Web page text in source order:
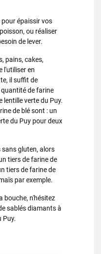
épaissir vos
ou réaliser
de lever.
pains, cakes,
l'utiliser en
il suffit de
de farine
lentille verte du Puy.
de blé sont : un
du Puy pour deux
sans gluten, alors
tiers de farine de
tiers de farine de
par exemple.
bouche, n'hésitez
sablés diamants à
Puy.